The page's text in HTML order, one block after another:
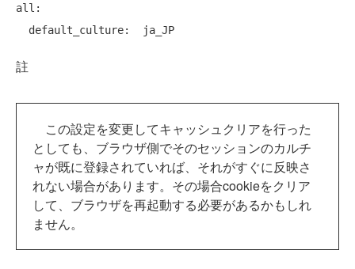
all:
註
この設定を変更してキャッシュクリアを行った
としても、ブラウザ側でそのセッションのカルチ
ャが既に登録されていれば、それがすぐに反映さ
れない場合があります。その場合cookieをクリア
して、ブラウザを再起動する必要があるかもしれ
ません。